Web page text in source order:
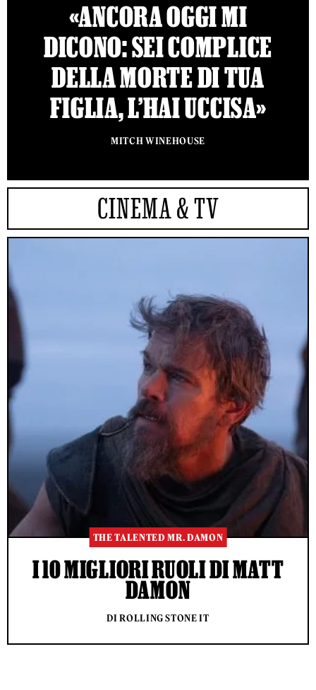
«ANCORA OGGI MI
DICONO: SEI COMPLICE
DELLA MORTE DI TUA
FIGLIA, L’HAI UCCISA»
MITCH WINEHOUSE
CINEMA & TV
THE TALENTED MR. DAMON
I 10 MIGLIORI RUOLI DI MATT
DAMON
DI ROLLING STONE IT